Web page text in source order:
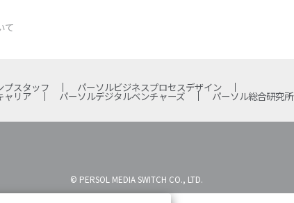
て
プスタッフ パーソルビジネスプロセスデザイン
ャリア パーソルデジタルベンチャーズ パーソル総合研究所
© PERSOL MEDIA SWITCH CO., LTD.